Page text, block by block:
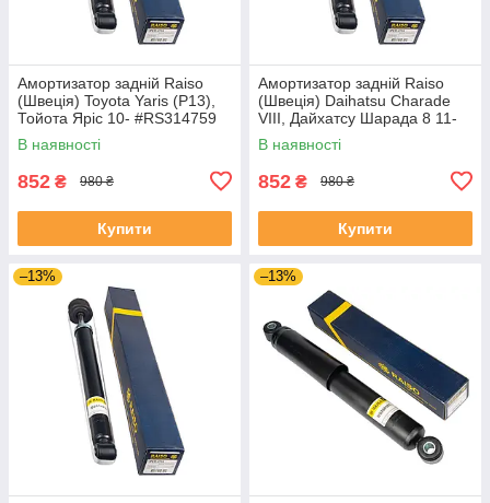
Амортизатор задній Raiso
(Швеція) Toyota Yaris (P13),
Тойота Яріс 10- #RS314759
UANWOQS4
В наявності
852 ₴ 980 ₴
Купити
Амортизатор задній Raiso
(Швеція) Daihatsu Charade
VIII, Дайхатсу Шарада 8 11-
#RS314759 UAAAAFU4
В наявності
852 ₴ 980 ₴
Купити
–13% –13%